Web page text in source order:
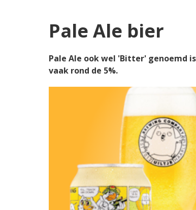
Pale Ale bier
Pale Ale ook wel 'Bitter' genoemd
vaak rond de 5%.